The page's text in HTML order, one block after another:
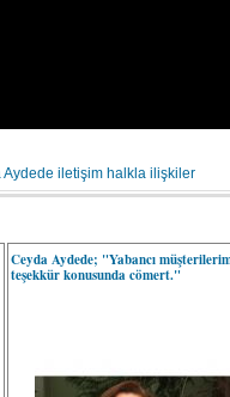
Aydede iletişim halkla ilişkiler
Ceyda Aydede; "Yabancı
teşekkür konusunda cömert."